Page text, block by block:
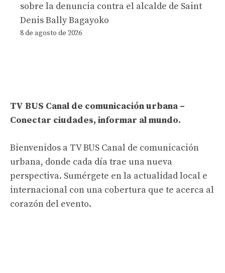
sobre la denuncia contra el alcalde de Saint
Denis Bally Bagayoko
8 de agosto de 2026
TV BUS Canal de comunicación urbana –
Conectar ciudades, informar al mundo.
Bienvenidos a TV BUS Canal de comunicación
urbana, donde cada día trae una nueva
perspectiva. Sumérgete en la actualidad local e
internacional con una cobertura que te acerca al
corazón del evento.